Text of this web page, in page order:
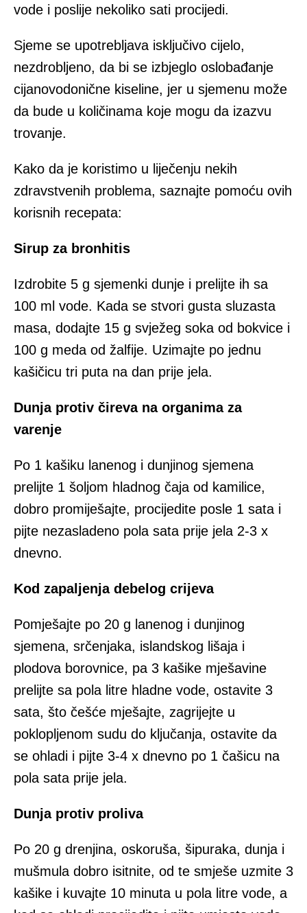
vode i poslije nekoliko sati procijedi.
Sjeme se upotrebljava isključivo cijelo,
nezdrobljeno, da bi se izbjeglo oslobađanje
cijanovodonične kiseline, jer u sjemenu može
da bude u količinama koje mogu da izazvu
trovanje.
Kako da je koristimo u liječenju nekih
zdravstvenih problema, saznajte pomoću ovih
korisnih recepata:
Sirup za bronhitis
Izdrobite 5 g sjemenki dunje i prelijte ih sa
100 ml vode. Kada se stvori gusta sluzasta
masa, dodajte 15 g svježeg soka od bokvice i
100 g meda od žalfije. Uzimajte po jednu
kašičicu tri puta na dan prije jela.
Dunja protiv čireva na organima za
varenje
Po 1 kašiku lanenog i dunjinog sjemena
prelijte 1 šoljom hladnog čaja od kamilice,
dobro promiješajte, procijedite posle 1 sata i
pijte nezasladeno pola sata prije jela 2-3 x
dnevno.
Kod zapaljenja debelog crijeva
Pomješajte po 20 g lanenog i dunjinog
sjemena, srčenjaka, islandskog lišaja i
plodova borovnice, pa 3 kašike mješavine
prelijte sa pola litre hladne vode, ostavite 3
sata, što češće mješajte, zagrijejte u
poklopljenom sudu do ključanja, ostavite da
se ohladi i pijte 3-4 x dnevno po 1 čašicu na
pola sata prije jela.
Dunja protiv proliva
Po 20 g drenjina, oskoruša, šipuraka, dunja i
mušmula dobro isitnite, od te smješe uzmite 3
kašike i kuvajte 10 minuta u pola litre vode, a